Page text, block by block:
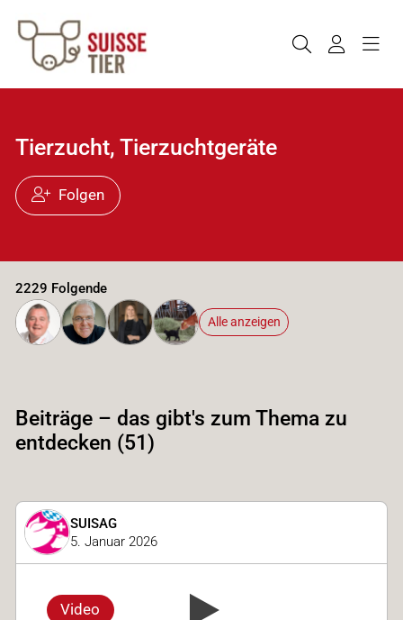
Tierzucht, Tierzuchtgeräte
Folgen
2229 Folgende
Alle anzeigen
Beiträge – das gibt's zum Thema zu
entdecken (51)
SUISAG
5. Januar 2026
Video